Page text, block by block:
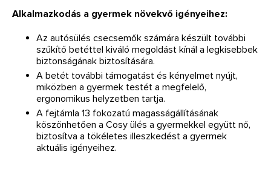
Alkalmazkodás a gyermek növekvő igényeihez:
Az autósülés csecsemők számára készült további
szűkítő betéttel kiváló megoldást kínál a legkisebbek
biztonságának biztosítására.
A betét további támogatást és kényelmet nyújt,
miközben a gyermek testét a megfelelő,
ergonomikus helyzetben tartja.
A fejtámla 13 fokozatú magasságállításának
köszönhetően a Cosy ülés a gyermekkel együtt nő,
biztosítva a tökéletes illeszkedést a gyermek
aktuális igényeihez.